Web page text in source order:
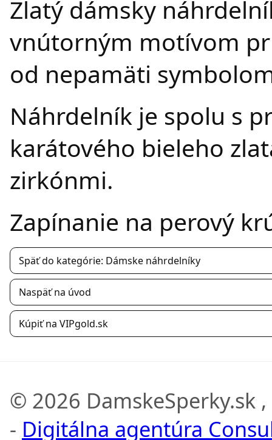
Zlatý dámsky
vnútorným motívom
od nepamäti
Náhrdelník je spolu s
karátového bieleho
zirkónmi.
Zapínanie na perový
Späť do kategórie: Dámske náhrdelníky
Naspäť na úvod
Kúpiť na VIPgold.sk
© 2026 DamskeSperky.sk
- Digitálna agentúra